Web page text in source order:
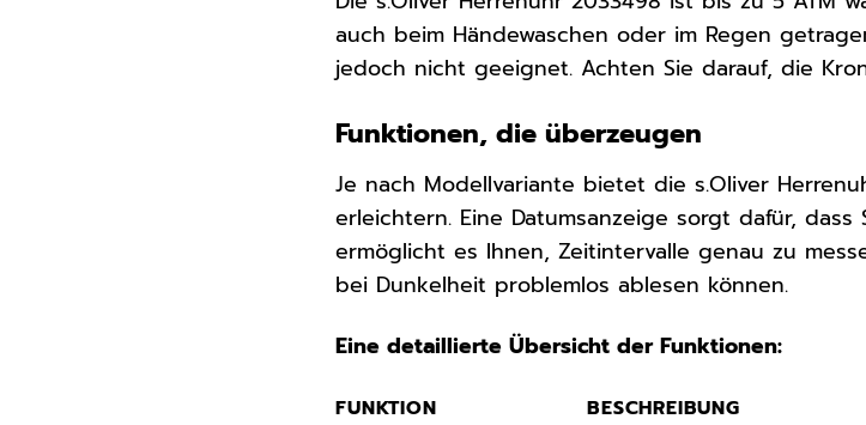
auch beim Händewaschen oder im Regen
jedoch nicht geeignet. Achten Sie darauf, die
Funktionen, die überzeugen
Je nach Modellvariante bietet die s.Oliver
erleichtern. Eine Datumsanzeige sorgt dafür,
ermöglicht es Ihnen, Zeitintervalle genau zu
bei Dunkelheit problemlos ablesen können.
Eine detaillierte Übersicht der Funktionen:
FUNKTION
BESCHREIBUNG